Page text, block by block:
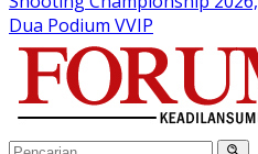
Dua Podium VVIP